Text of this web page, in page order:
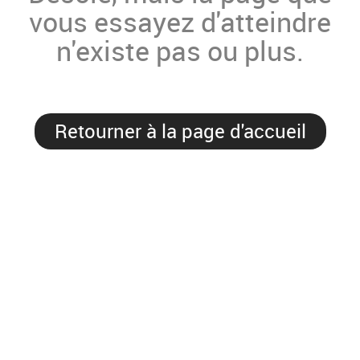
vous essayez d'atteindre
n'existe pas ou plus.
Retourner à la page d'accueil